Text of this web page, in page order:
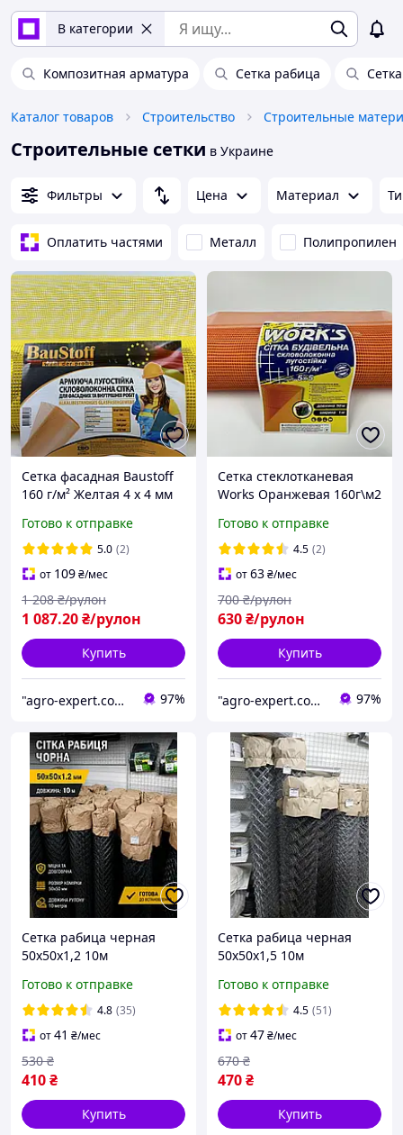
В категории
Композитная арматура Сетка рабица
Каталог товаров Строительство Строительные
Строительные сетки в Украине
Фильтры Цена Материал
Оплатить частями Металл Полипропилен
Сетка фасадная Baustoff
160 г/м² Желтая 4 х 4 мм
стеклосетка Армирующая
стекловолоконная сетка
Готово к отправке
5.0 (2)
от 109₴/мес
1 087.20₴/рулон
1 208 ₴/рулон
Купить
"agro-expert.com.ua": Ваш качественный урожай! 97%
Сетка стеклотканевая
Works Оранжевая 160г\м2
армированная
штукатурная сетка
Готово к отправке
4.5 (2)
от63₴/мес
630₴/рулон
700 ₴/рулон
Купить
"agro-expert.com.ua": Ваш качественный урожай! 97%
Сетка рабица черная
50х50х1,2 10м
Готово к отправке
4.8 (35)
от41 ₴/мес
410₴
530 ₴
Купить
Сетка рабица черная
50х50х1,5 10м
Готово к отправке
4.5 (51)
от47₴/мес
470₴
670 ₴
Купить